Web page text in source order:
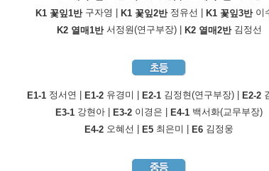
K1 꽃잎1반구자영 | K1 꽃잎2반정유선 | K1 꽃잎3반이
K2 열매1반서정원(연구부장) | K2 열매2반김정선
E1-1 정서연 | E1-2유경미 | E2-1 김정현(연구부장) | E2-2
E3-1 강현아 | E3-2 이경은 | E4-1 백서화(교무부장)
E4-2 오혜선 | E5 최은미 | E6 김정웅